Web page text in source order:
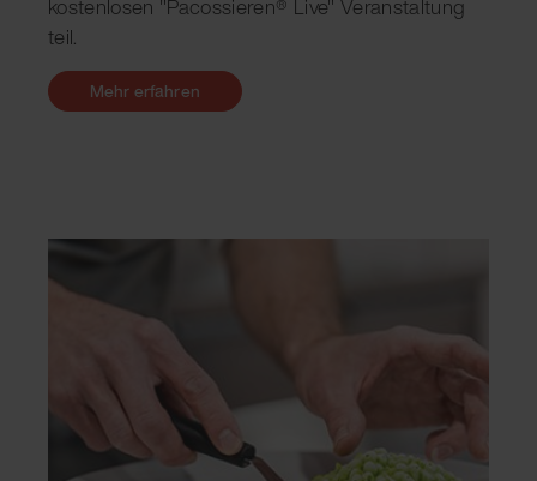
kostenlosen "Pacossieren® Live" Veranstaltung
teil.
Mehr erfahren